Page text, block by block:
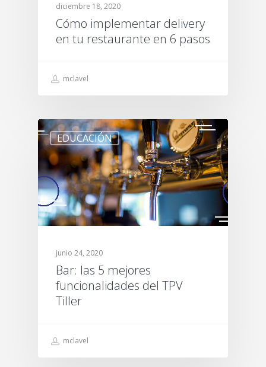
diciembre 18, 2020
Cómo implementar delivery
en tu restaurante en 6 pasos
mclavel
EDUCACIÓN
junio 24, 2020
Bar: las 5 mejores
funcionalidades del TPV
Tiller
mclavel